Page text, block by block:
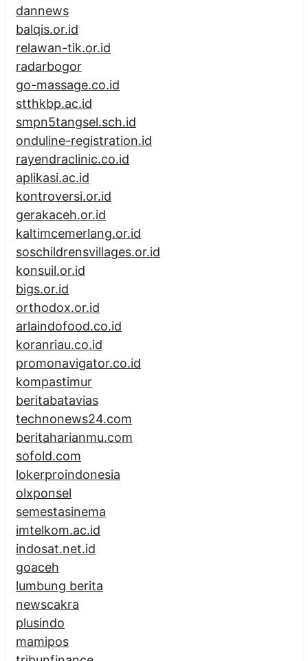
dannews
balqis.or.id
relawan-tik.or.id
radarbogor
go-massage.co.id
stthkbp.ac.id
smpn5tangsel.sch.id
onduline-registration.id
rayendraclinic.co.id
aplikasi.ac.id
kontroversi.or.id
gerakaceh.or.id
kaltimcemerlang.or.id
soschildrensvillages.or.id
konsuil.or.id
bigs.or.id
orthodox.or.id
arlaindofood.co.id
koranriau.co.id
promonavigator.co.id
kompastimur
beritabatavias
technonews24.com
beritaharianmu.com
sofold.com
lokerproindonesia
olxponsel
semestasinema
imtelkom.ac.id
indosat.net.id
goaceh
lumbung berita
newscakra
plusindo
mamipos